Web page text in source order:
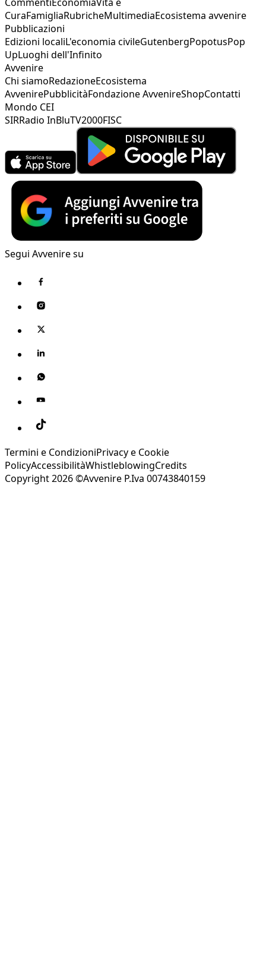
CuraFamigliaRubricheMultimediaEcosistema avvenire
Pubblicazioni
Edizioni localiL'economia civileGutenbergPopotusPop
UpLuoghi dell'Infinito
Avvenire
Chi siamoRedazioneEcosistema
AvvenirePubblicitàFondazione AvvenireShopContatti
Mondo CEI
SIRRadio InBluTV2000FISC
Segui Avvenire su
Termini e CondizioniPrivacy e Cookie
PolicyAccessibilitàWhistleblowingCredits
Copyright 2026 ©Avvenire P.Iva 00743840159